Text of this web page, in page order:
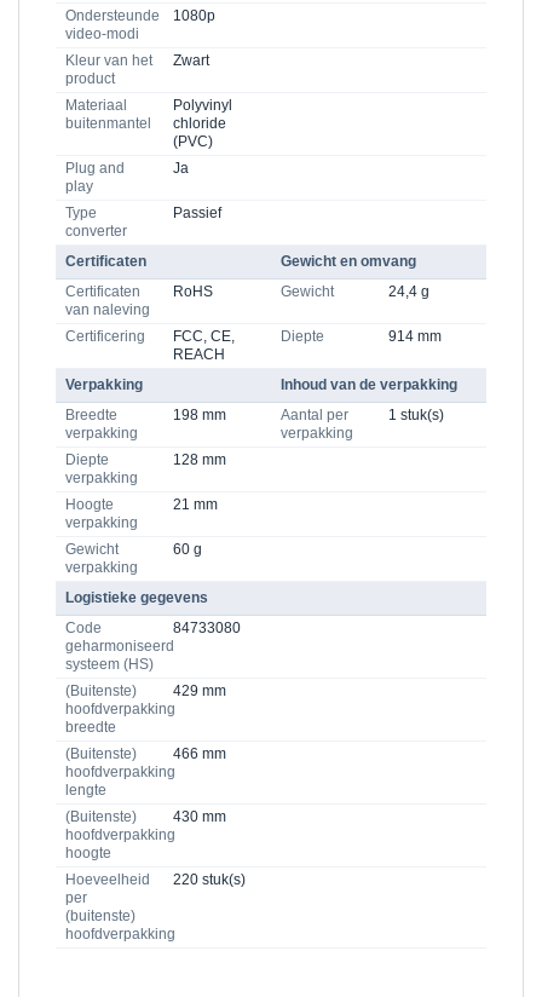
Ondersteunde
video-modi
1080p
Kleur van het
product
Zwart
Materiaal
buitenmantel
Polyvinyl
chloride
(PVC)
Plug and
play
Ja
Type
converter
Passief
Certificaten
Gewicht en omvang
Certificaten
van naleving
RoHS Gewicht 24,4 g
Certificering
FCC, CE,
REACH
Diepte 914 mm
Verpakking
Inhoud van de verpakking
Breedte
verpakking
198 mm
Aantal per
verpakking
1 stuk(s)
Diepte
verpakking
128 mm
Hoogte
verpakking
21 mm
Gewicht
verpakking
60 g
Logistieke gegevens
Code
geharmoniseerd
systeem (HS)
84733080
(Buitenste)
hoofdverpakking
breedte
429 mm
(Buitenste)
hoofdverpakking
lengte
466 mm
(Buitenste)
hoofdverpakking
hoogte
430 mm
Hoeveelheid
per
(buitenste)
hoofdverpakking
220 stuk(s)